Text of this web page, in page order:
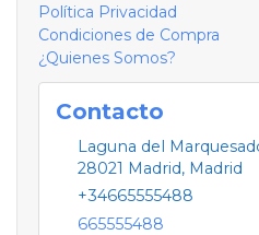
Política Privacidad
Condiciones de Compra
¿Quienes Somos?
Contacto
Laguna del
28021 Madrid, Madrid
+34665555488
665555488